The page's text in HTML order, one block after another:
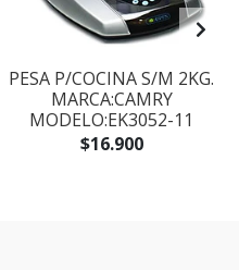
PESA P/COCINA S/M 2KG.
MARCA:CAMRY
MODELO:EK3052-11
$16.900